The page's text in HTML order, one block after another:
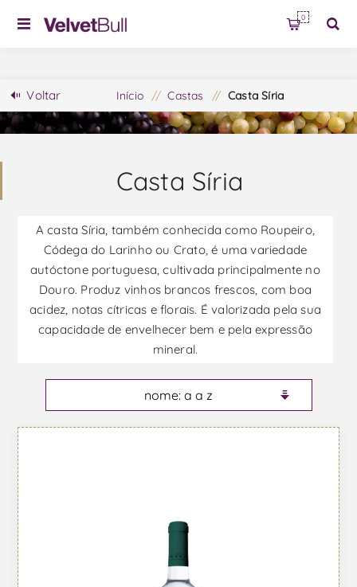
0
Voltar Início / Castas / Casta Síria
Casta Síria
A casta Síria, também conhecida como Roupeiro,
Códega do Larinho ou Crato, é uma variedade
autóctone portuguesa, cultivada principalmente no
Douro. Produz vinhos brancos frescos, com boa
acidez, notas cítricas e florais. É valorizada pela sua
capacidade de envelhecer bem e pela expressão
mineral.